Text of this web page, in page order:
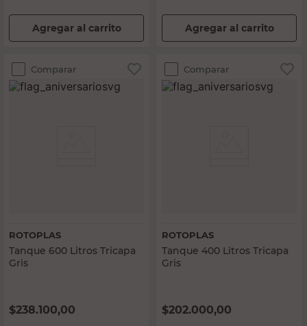
Agregar al carrito Agregar al carrito
Comparar
ROTOPLAS
Tanque 600 Litros Tricapa
Gris
$238.100,00
Comparar
ROTOPLAS
Tanque 400 Litros Tricapa
Gris
$202.000,00